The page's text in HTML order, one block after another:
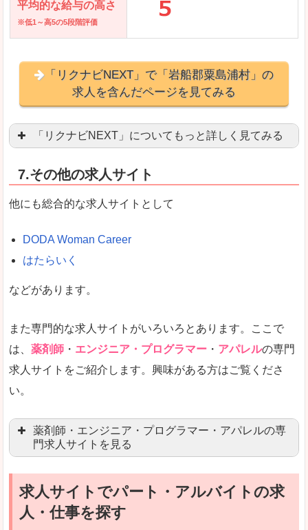
平均的な給与の高さ
※低1～高5の5段階評価
「リクナビNEXT」で「岩船郡粟島浦村」の
求人を含んだページを見てみる
「リクナビNEXT」についてもっと詳しく見てみる
良いところ
悪いところ
未経験 未経験の求人もあります
営業職を探している方にとっては、有利なサイト
検索人気キーワードの上位が「40代」「50代」
文字が大きくて見やすいです。
7.その他の求人サイト
他にも総合的な求人サイトとして
DODA Woman Career
はたらいく
などがあります。
また専門的な求人サイトがいろいろとあります。ここで
は、 薬剤師 ・ エンジニア・プログラマー ・ アパレルの専門
求人サイトをご紹介します。興味がある方はご覧くださ
い。
薬剤師・エンジニア・プログラマー・アパレルの専
門求人サイトを見る
マイナビ薬剤師
リクナビ薬剤師
求人サイトでパート・アルバイトの求
人・仕事を探す